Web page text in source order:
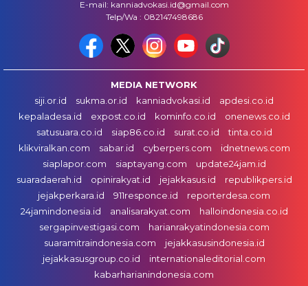
E-mail: kanniadvokasi.id@gmail.com
Telp/Wa : 082147498686
MEDIA NETWORK
siji.or.id
sukma.or.id kanniadvokasi.id
apdesi.co.id
kepaladesa.id
expost.co.id kominfo.co.id
onenews.co.id
satusuara.co.id
siap86.co.id surat.co.id
tinta.co.id
klikviralkan.com
sabar.id cyberpers.com
idnetnews.com
siaplapor.com
siaptayang.com
update24jam.id
suaradaerah.id
opinirakyat.id jejakkasus.id
republikpers.id
jejakperkara.id
911responce.id
reporterdesa.com
24jamindonesia.id
analisarakyat.com
halloindonesia.co.id
sergapinvestigasi.com
harianrakyatindonesia.com
suaramitraindonesia.com
jejakkasusindonesia.id
jejakkasusgroup.co.id
internationaleditorial.com
kabarharianindonesia.com